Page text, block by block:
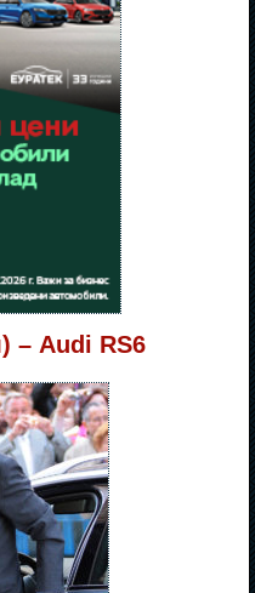
– Audi RS6